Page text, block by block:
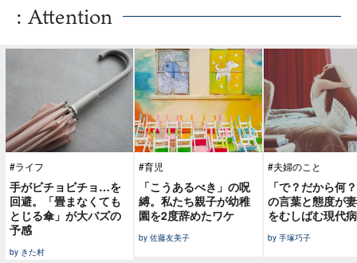
: Attention
#ライフ
手がビチョビチョ…を
回避。「畳まなくても
とじる傘」が大バズの
予感
by きた村
#育児
「こうあるべき」の呪
縛。私たち親子が幼稚
園を2度辞めたワケ
by 佐藤友美子
#夫婦のこと
「で？だから何
の言葉と態度が
をむしばむ現代病
by 手塚巧子